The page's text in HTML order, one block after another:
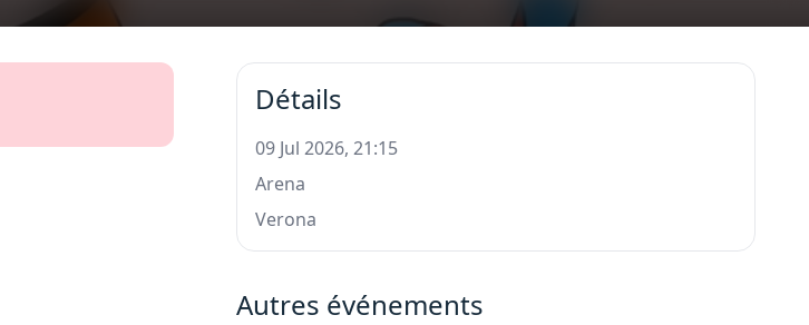
Détails
09 Jul 2026, 21:15
Arena
Verona
Autres événements